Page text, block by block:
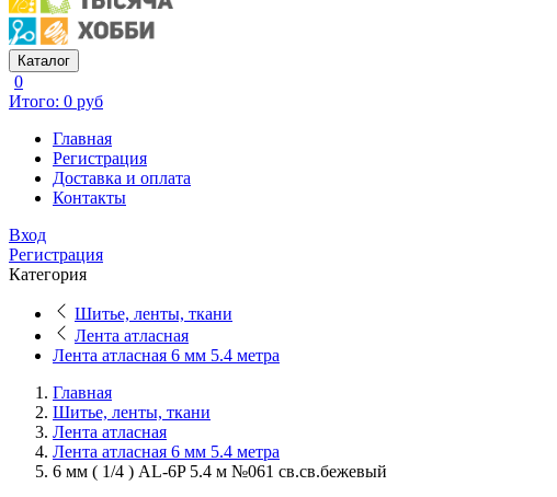
Каталог
0
Итого: 0 руб
Главная
Регистрация
Доставка и оплата
Контакты
Вход
Регистрация
Категория
Шитье, ленты, ткани
Лента атласная
Лента атласная 6 мм 5.4 метра
Главная
Шитье, ленты, ткани
Лента атласная
Лента атласная 6 мм 5.4 метра
6 мм ( 1/4 ) AL-6P 5.4 м №061 св.св.бежевый